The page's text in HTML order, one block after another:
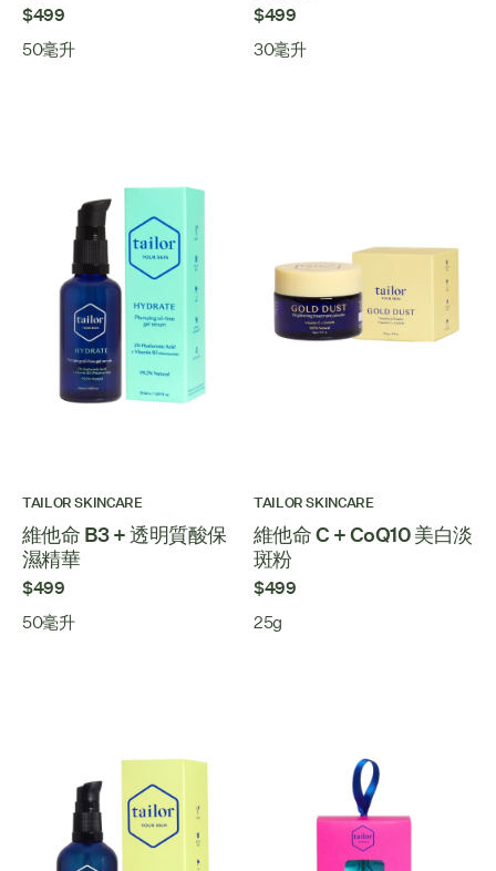
$499
50毫升
$499
30毫升
TAILOR SKINCARE
維他命 B3 + 透明質酸保
濕精華
$499
50毫升
TAILOR SKINCARE
維他命 C + CoQ10 美白淡
斑粉
$499
25g